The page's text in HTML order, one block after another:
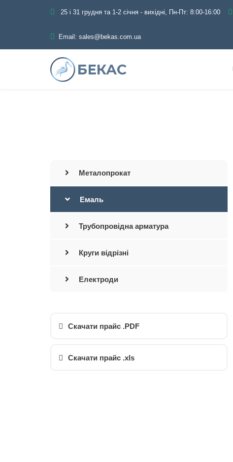
25 і 31 грудня та 1-2 січня - вихідні, Пн-Пт: 8:00-16:00
Email: sales@bekas.com.ua
Металопрокат
Емаль
Трубопровідна арматура
Круги відрізні
Електроди
Скачати прайс .PDF
Скачати прайс .xls